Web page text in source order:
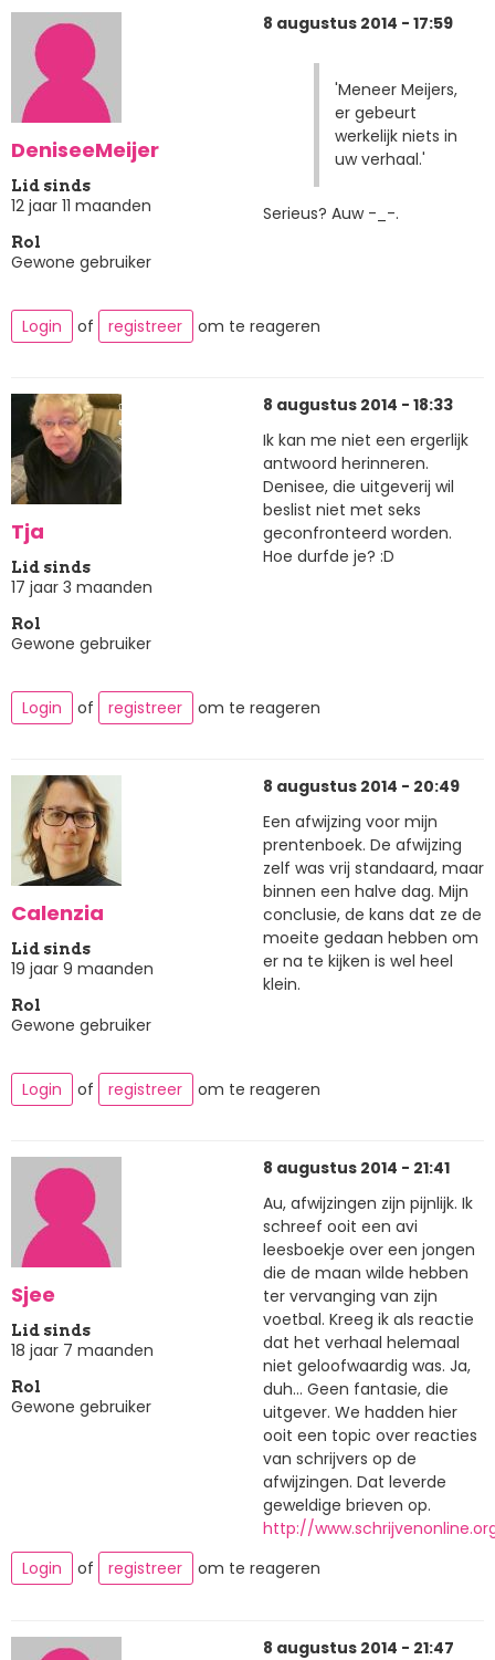
DeniseeMeijer
Lid sinds
12 jaar 11 maanden
Rol
Gewone gebruiker
8 augustus 2014 - 17:59
'Meneer Meijers,
er gebeurt
werkelijk niets in
uw verhaal.'
Serieus? Auw -_-.
Login of registreer om te reageren
Tja
Lid sinds
17 jaar 3 maanden
Rol
Gewone gebruiker
8 augustus 2014 - 18:33
Ik kan me niet een ergerlijk
antwoord herinneren.
Denisee, die uitgeverij wil
beslist niet met seks
geconfronteerd worden.
Hoe durfde je? :D
Login of registreer om te reageren
Calenzia
Lid sinds
19 jaar 9 maanden
Rol
Gewone gebruiker
8 augustus 2014 - 20:49
Een afwijzing voor mijn
prentenboek. De afwijzing
zelf was vrij standaard, maar
binnen een halve dag. Mijn
conclusie, de kans dat ze de
moeite gedaan hebben om
er na te kijken is wel heel
klein.
Login of registreer om te reageren
Sjee
Lid sinds
18 jaar 7 maanden
Rol
Gewone gebruiker
8 augustus 2014 - 21:41
Au, afwijzingen zijn pijnlijk. Ik
schreef ooit een avi
leesboekje over een jongen
die de maan wilde hebben
ter vervanging van zijn
voetbal. Kreeg ik als reactie
dat het verhaal helemaal
niet geloofwaardig was. Ja,
duh... Geen fantasie, die
uitgever. We hadden hier
ooit een topic over reacties
van schrijvers op de
afwijzingen. Dat leverde
geweldige brieven op.
http://
Login
of registreer om te reageren
8 augustus 2014 - 21:47